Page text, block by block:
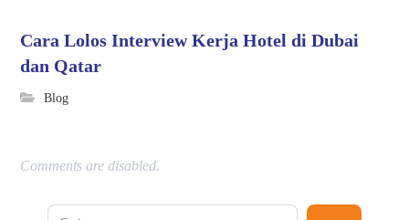
Cara Lolos Interview Kerja Hotel di Dubai
dan Qatar
Blog
Comments are disabled.